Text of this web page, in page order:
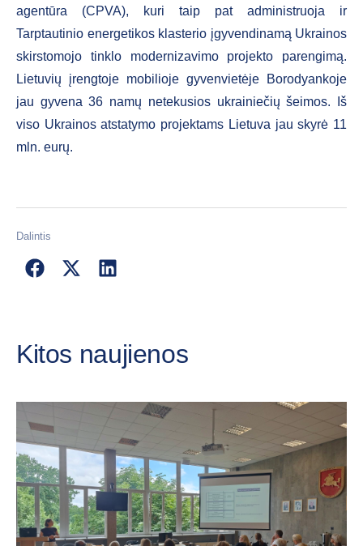
agentūra (CPVA), kuri taip pat administruoja ir
Tarptautinio energetikos klasterio įgyvendinamą Ukrainos
skirstomojo tinklo modernizavimo projekto parengimą.
Lietuvių įrengtoje mobilioje gyvenvietėje Borodyankoje
jau gyvena 36 namų netekusios ukrainiečių šeimos. Iš
viso Ukrainos atstatymo projektams Lietuva jau skyrė 11
mln. eurų.
Dalintis
Kitos naujienos